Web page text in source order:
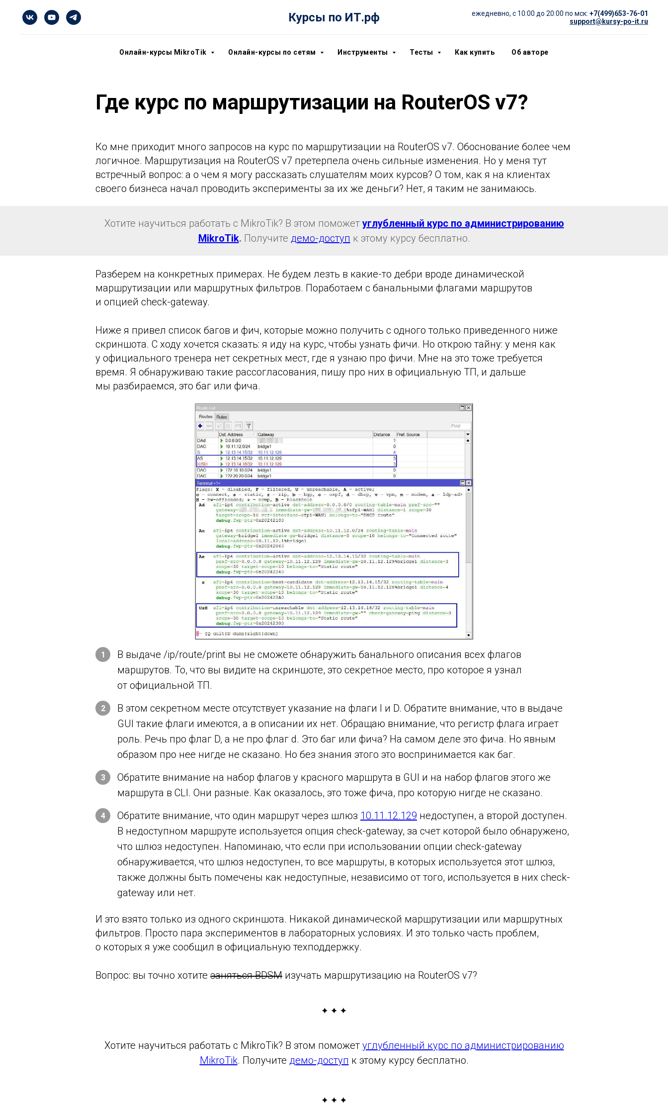
Курсы по ИТ.рф ежедневно, c 10:00 до 20:00 по мск: +7(499)653-76-01
support@kursy-po-it.ru
Онлайн-курсы MikroTik Онлайн-курсы по сетям Инструменты Тесты Как купить Об авторе
Где курс по маршрутизации на RouterOS v7?
Ко мне приходит много запросов на курс по маршрутизации на RouterOS v7. Обоснование более чем
логичное. Маршрутизация на RouterOS v7 претерпела очень сильные изменения. Но у меня тут
встречный вопрос: а о чем я могу рассказать слушателям моих курсов? О том, как я на клиентах
своего бизнеса начал проводить эксперименты за их же деньги? Нет, я таким не занимаюсь.
Хотите научиться работать с MikroTik? В этом поможет углубленный курс по администрированию
MikroTik. Получите демо-доступ к этому курсу бесплатно.
Разберем на конкретных примерах. Не будем лезть в какие-то дебри вроде динамической
маршрутизации или маршрутных фильтров. Поработаем с банальными флагами маршрутов
и опцией check-gateway.
Ниже я привел список багов и фич, которые можно получить с одного только приведенного ниже
скриншота. С ходу хочется сказать: я иду на курс, чтобы узнать фичи. Но открою тайну: у меня как
у официального тренера нет секретных мест, где я узнаю про фичи. Мне на это тоже требуется
время. Я обнаруживаю такие рассогласования, пишу про них в официальную ТП, и дальше
мы разбираемся, это баг или фича.
1
В выдаче /ip/route/print вы не сможете обнаружить банального описания всех флагов
маршрутов. То, что вы видите на скриншоте, это секретное место, про которое я узнал
от официальной ТП.
2
В этом секретном месте отсутствует указание на флаги I и D. Обратите внимание, что в выдаче
GUI такие флаги имеются, а в описании их нет. Обращаю внимание, что регистр флага играет
роль. Речь про флаг D, а не про флаг d. Это баг или фича? На самом деле это фича. Но явным
образом про нее нигде не сказано. Но без знания этого это воспринимается как баг.
3
Обратите внимание на набор флагов у красного маршрута в GUI и на набор флагов этого же
маршрута в CLI. Они разные. Как оказалось, это тоже фича, про которую нигде не сказано.
4 Обратите внимание, что один маршрут через шлюз 10.11.12.129 недоступен, а второй доступен.
В недоступном маршруте используется опция check-gateway, за счет которой было обнаружено,
что шлюз недоступен. Напоминаю, что если при использовании опции check-gateway
обнаруживается, что шлюз недоступен, то все маршруты, в которых используется этот шлюз,
также должны быть помечены как недоступные, независимо от того, используется в них check-
gateway или нет.
И это взято только из одного скриншота. Никакой динамической маршрутизации или маршрутных
фильтров. Просто пара экспериментов в лабораторных условиях. И это только часть проблем,
о которых я уже сообщил в официальную техподдержку.
Вопрос: вы точно хотите заняться BDSM изучать маршрутизацию на RouterOS v7?
Хотите научиться работать с MikroTik? В этом поможет углубленный курс по администрированию
MikroTik. Получите демо-доступ к этому курсу бесплатно.